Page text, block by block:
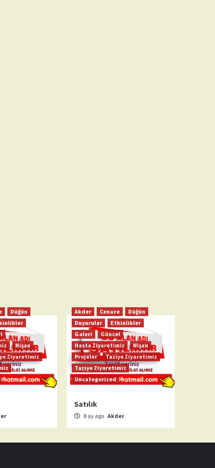
Düğün
Nişan
Ziyaretimiz
Akder Cenaze
Düğün
Duyurular
Etkinlikler
Galeri
Güncel
Hasta Ziyaretimiz
Nişan
Projeler
Taziye Ziyaretimiz
Taziye Ziyaretimiz
Uncategorized
Satılık
8 ay ago Akder